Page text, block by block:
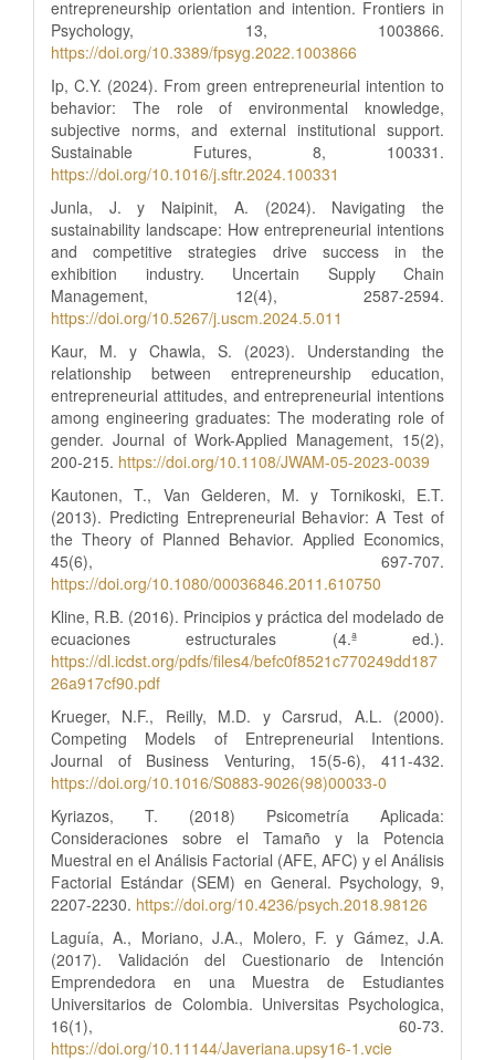
entrepreneurship orientation and intention. Frontiers in
Psychology, 13, 1003866.
https://doi.org/10.3389/fpsyg.2022.1003866
Ip, C.Y. (2024). From green entrepreneurial intention to
behavior: The role of environmental knowledge,
subjective norms, and external institutional support.
Sustainable Futures, 8, 100331.
https://doi.org/10.1016/j.sftr.2024.100331
Junla, J. y Naipinit, A. (2024). Navigating the
sustainability landscape: How entrepreneurial intentions
and competitive strategies drive success in the
exhibition industry. Uncertain Supply Chain
Management, 12(4), 2587-2594.
https://doi.org/10.5267/j.uscm.2024.5.011
Kaur, M. y Chawla, S. (2023). Understanding the
relationship between entrepreneurship education,
entrepreneurial attitudes, and entrepreneurial intentions
among engineering graduates: The moderating role of
gender. Journal of Work-Applied Management, 15(2),
200-215. https://doi.org/10.1108/JWAM-05-2023-0039
Kautonen, T., Van Gelderen, M. y Tornikoski, E.T.
(2013). Predicting Entrepreneurial Behavior: A Test of
the Theory of Planned Behavior. Applied Economics,
45(6), 697-707.
https://doi.org/10.1080/00036846.2011.610750
Kline, R.B. (2016). Principios y práctica del modelado de
ecuaciones estructurales (4.ª ed.).
https://dl.icdst.org/pdfs/files4/befc0f8521c770249dd187
26a917cf90.pdf
Krueger, N.F., Reilly, M.D. y Carsrud, A.L. (2000).
Competing Models of Entrepreneurial Intentions.
Journal of Business Venturing, 15(5-6), 411-432.
https://doi.org/10.1016/S0883-9026(98)00033-0
Kyriazos, T. (2018) Psicometría Aplicada:
Consideraciones sobre el Tamaño y la Potencia
Muestral en el Análisis Factorial (AFE, AFC) y el Análisis
Factorial Estándar (SEM) en General. Psychology, 9,
2207-2230. https://doi.org/10.4236/psych.2018.98126
Laguía, A., Moriano, J.A., Molero, F. y Gámez, J.A.
(2017). Validación del Cuestionario de Intención
Emprendedora en una Muestra de Estudiantes
Universitarios de Colombia. Universitas Psychologica,
16(1), 60-73.
https://doi.org/10.11144/Javeriana.upsy16-1.vcie